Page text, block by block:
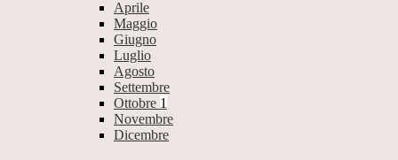
Aprile
Maggio
Giugno
Luglio
Agosto
Settembre
Ottobre 1
Novembre
Dicembre